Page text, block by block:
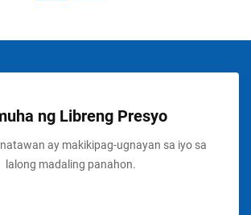
ng Libreng Presyo
ay makikipag-ugnayan sa iyo sa
lalong madaling panahon.